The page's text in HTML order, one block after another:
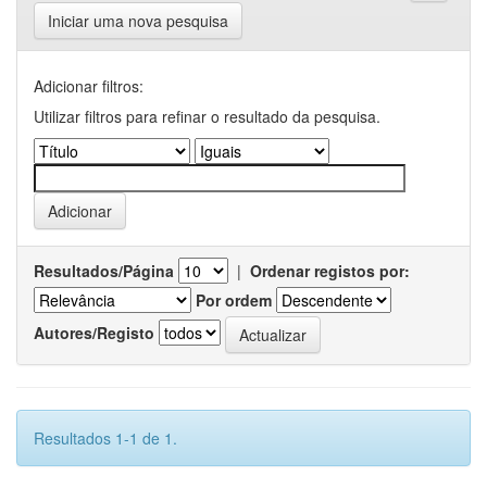
Iniciar uma nova pesquisa
Adicionar filtros:
Utilizar filtros para refinar o resultado da pesquisa.
Resultados/Página | Ordenar registos por:
Por ordem
Autores/Registo
Resultados 1-1 de 1.